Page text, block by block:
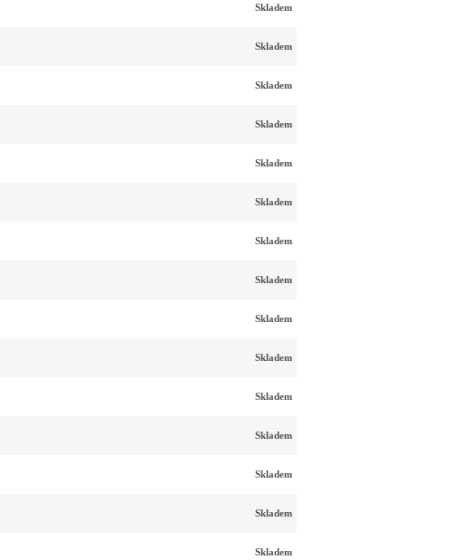
Skladem
Skladem
Skladem
Skladem
Skladem
Skladem
Skladem
Skladem
Skladem
Skladem
Skladem
Skladem
Skladem
Skladem
Skladem